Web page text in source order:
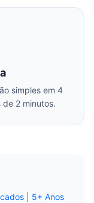
simples em 4
de 2 minutos.
| 5+ Anos